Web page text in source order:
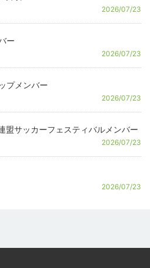
2026/07/23
ー
2026/07/23
メンバー
2026/07/23
サッカーフェスティバルメンバー
2026/07/23
2026/07/23